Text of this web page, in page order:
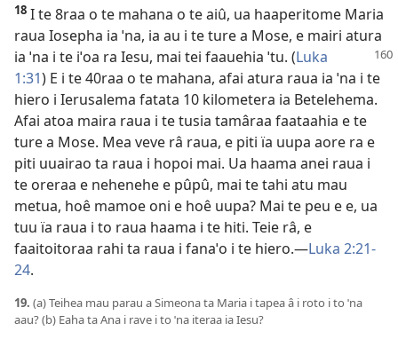
18 I te 8raa o te mahana o te aiû, ua haaperitome Maria
raua Iosepha ia ˈna, ia au i te ture a Mose, e mairi atura
ia ˈna i te iˈoa ra Iesu, mai tei faauehia ˈtu. (Luka
1:31) E i te 40raa o te mahana, afai atura raua ia ˈna i te
hiero i Ierusalema fatata 10 kilometera ia Betelehema.
Afai atoa maira raua i te tusia tamâraa faataahia e te
ture a Mose. Mea veve râ raua, e piti ïa uupa aore ra e
piti uuairao ta raua i hopoi mai. Ua haama anei raua i
te oreraa e nehenehe e pûpû, mai te tahi atu mau
metua, hoê mamoe oni e hoê uupa? Mai te peu e e, ua
tuu ïa raua i to raua haama i te hiti. Teie râ, e
faaitoitoraa rahi ta raua i fanaˈo i te hiero.—Luka 2:21-
24.
19. (a) Teihea mau parau a Simeona ta Maria i tapea â i roto i to ˈna
aau? (b) Eaha ta Ana i rave i to ˈna iteraa ia Iesu?